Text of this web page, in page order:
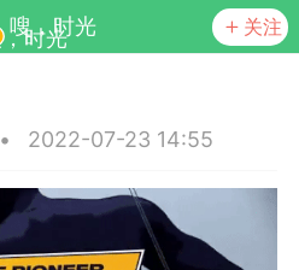
嗖，时光 关注
• 2022-07-23 14:55